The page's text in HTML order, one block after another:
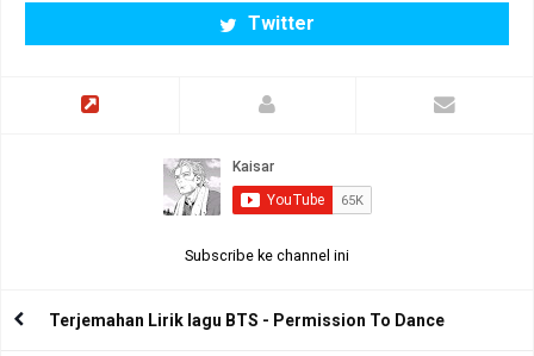
Twitter
Subscribe ke channel ini
Terjemahan Lirik lagu BTS - Permission To Dance